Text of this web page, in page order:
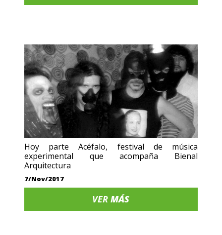
Hoy parte Acéfalo, festival de música
experimental que acompaña Bienal
Arquitectura
7/Nov/2017
VERMÁS